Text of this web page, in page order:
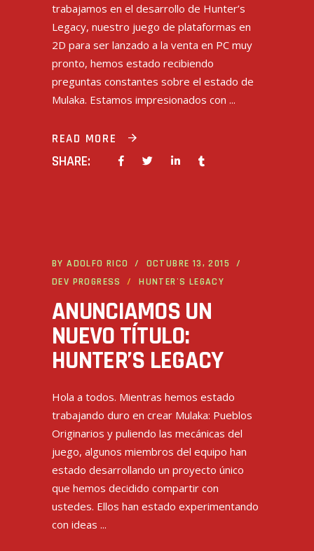
trabajamos en el desarrollo de Hunter’s
Legacy, nuestro juego de plataformas en
2D para ser lanzado a la venta en PC muy
pronto, hemos estado recibiendo
preguntas constantes sobre el estado de
Mulaka. Estamos impresionados con
READ MORE
SHARE:
BYADOLFO RICO
OCTUBRE 13, 2015
DEV PROGRESS
HUNTER'S LEGACY
ANUNCIAMOS UN
NUEVO TÍTULO:
HUNTER’S LEGACY
Hola a todos. Mientras hemos estado
trabajando duro en crear Mulaka: Pueblos
Originarios y puliendo las mecánicas del
juego, algunos miembros del equipo han
estado desarrollando un proyecto único
que hemos decidido compartir con
ustedes. Ellos han estado experimentando
con ideas